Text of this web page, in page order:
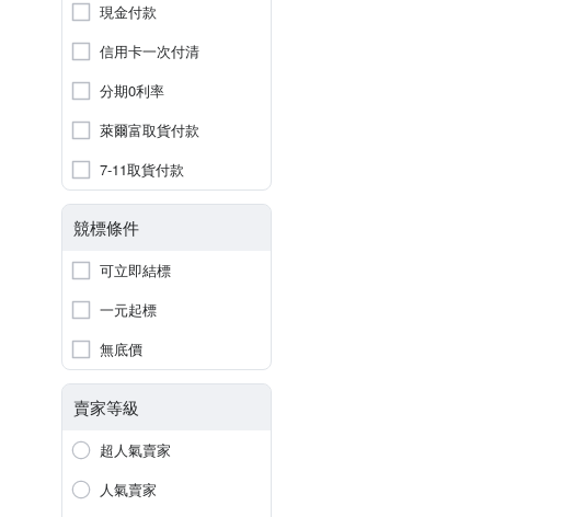
現金付款
信用卡一次付清
分期0利率
萊爾富取貨付款
7-11取貨付款
競標條件
可立即結標
一元起標
無底價
賣家等級
超人氣賣家
人氣賣家